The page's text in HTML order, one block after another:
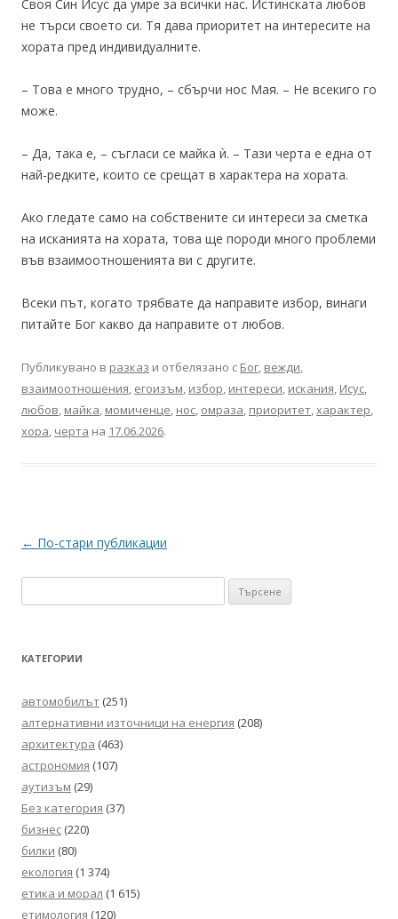
Своя Син Исус да умре за всички нас. Истинската любов
не търси своето си. Тя дава приоритет на интересите на
хората пред индивидуалните.
– Това е много трудно, – сбърчи нос Мая. – Не всекиго го
може.
– Да, така е, – съгласи се майка ѝ. – Тази черта е една от
най-редките, които се срещат в характера на хората.
Ако гледате само на собствените си интереси за сметка
на исканията на хората, това ще породи много проблеми
във взаимоотношенията ви с другите.
Всеки път, когато трябвате да направите избор, винаги
питайте Бог какво да направите от любов.
Публикувано в разказ и отбелязано с Бог, вежди,
взаимоотношения, егоизъм, избор, интереси, искания, Исус,
любов, майка, момиченце, нос, омраза, приоритет,характер,
хора, черта на 17.06.2026.
Навигация
← По-стари публикации
за:
КАТЕГОРИИ
автомобилът (251)
алтернативни източници на енергия (208)
архитектура (463)
астрономия (107)
аутизъм (29)
Без категория (37)
бизнес (220)
билки (80)
екология (1 374)
етика и морал (1 615)
етимология (120)